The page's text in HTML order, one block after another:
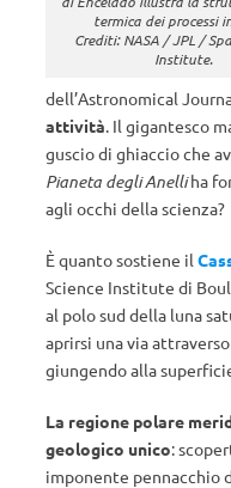
termica dei processi
Crediti: NASA / JPL /
Institute.
dell’Astronomical
attività. Il gigantesco
guscio di ghiaccio che
Pianeta degli Anelliha
agli occhi della scienza?
È quanto sostiene il
Science Institute di
al polo sud della luna
aprirsi una via
giungendo alla
La regione polare
geologico unico:
imponente pennacchio